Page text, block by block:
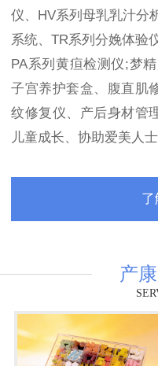
仪、HV系列母乳乳汁分
系统、TR系列分娩体验
PA系列黄疸检测仪;梦
子宫养护套盒、腹直肌
纹修复仪、产后身材管
儿童成长、协助爱美人
了
产